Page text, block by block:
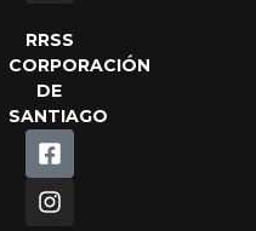
RRSS
CORPORACIÓN
DE
SANTIAGO